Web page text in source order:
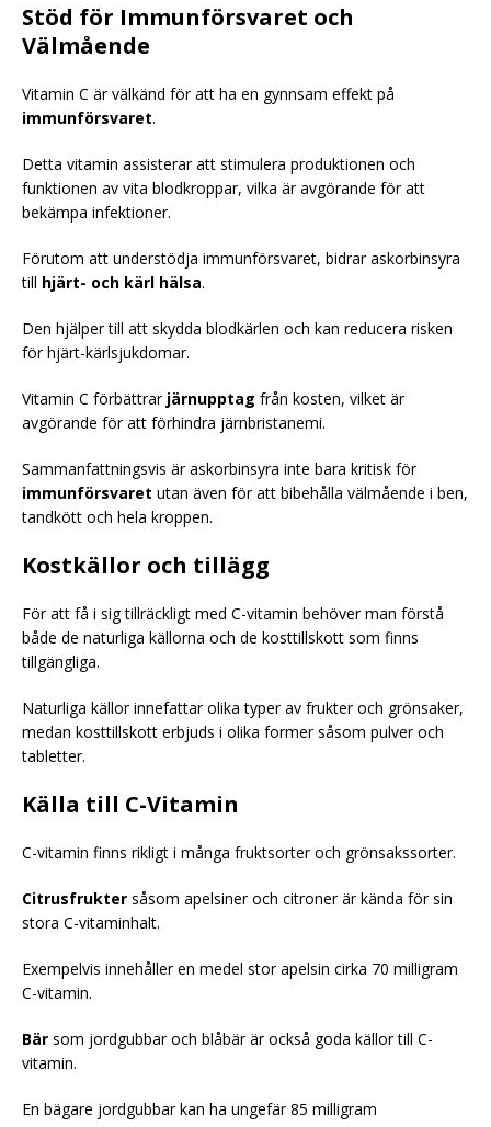
Stöd för Immunförsvaret och
Välmående
Vitamin C är välkänd för att ha en gynnsam effekt på
immunförsvaret.
Detta vitamin assisterar att stimulera produktionen och
funktionen av vita blodkroppar, vilka är avgörande för att
bekämpa infektioner.
Förutom att understödja immunförsvaret, bidrar askorbinsyra
till hjärt- och kärl hälsa.
Den hjälper till att skydda blodkärlen och kan reducera risken
för hjärt-kärlsjukdomar.
Vitamin C förbättrar järnupptag från kosten, vilket är
avgörande för att förhindra järnbristanemi.
Sammanfattningsvis är askorbinsyra inte bara kritisk för
immunförsvaret utan även för att bibehålla välmående i ben,
tandkött och hela kroppen.
Kostkällor och tillägg
För att få i sig tillräckligt med C-vitamin behöver man förstå
både de naturliga källorna och de kosttillskott som finns
tillgängliga.
Naturliga källor innefattar olika typer av frukter och grönsaker,
medan kosttillskott erbjuds i olika former såsom pulver och
tabletter.
Källa till C-Vitamin
C-vitamin finns rikligt i många fruktsorter och grönsakssorter.
Citrusfrukter såsom apelsiner och citroner är kända för sin
stora C-vitaminhalt.
Exempelvis innehåller en medel stor apelsin cirka 70 milligram
C-vitamin.
Bär som jordgubbar och blåbär är också goda källor till C-
vitamin.
En bägare jordgubbar kan ha ungefär 85 milligram